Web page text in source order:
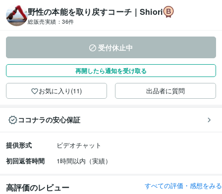
野性の本能を取り戻すコーチ｜Shiori
総販売実績： 36件
受付休止中
再開したら通知を受け取る
お気に入り(11) 出品者に質問
ココナラの安心保証
提供形式
ビデオチャット
初回返答時間
1時間以内（実績）
高評価のレビュー すべての評価・感想をみる